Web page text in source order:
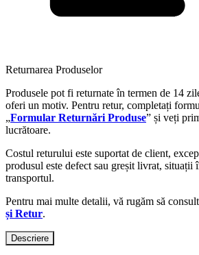
Returnarea Produselor
Produsele pot fi returnate în termen de 14
oferi un motiv. Pentru retur, completați
„Formular Returnări Produse” și veți
lucrătoare.
Costul returului este suportat de client,
produsul este defect sau greșit livrat, situații
transportul.
Pentru mai multe detalii, vă rugăm să
și Retur.
Descriere